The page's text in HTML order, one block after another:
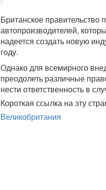
Британское
автопроизводителей,
надеется создать новую
году.
Однако для всемирного
преодолеть различные
нести ответственность в
Короткая ссылка на эту
Великобритания